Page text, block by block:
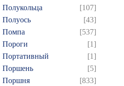
Полукольца
[107]
Полуось
[43]
Помпа
[537]
Пороги
[1]
Портативный
[1]
Поршень
[5]
Поршня
[833]